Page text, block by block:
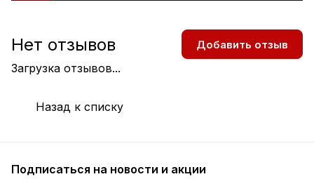
Загрузка отзывов...
Нет отзывов Добавить отзыв
Назад к списку
Подписаться на новости и акции